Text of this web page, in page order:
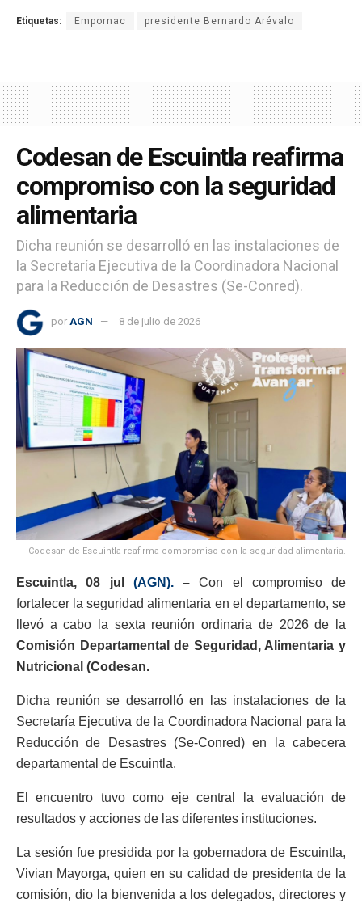
Etiquetas: Empornac presidente Bernardo Arévalo
Codesan de Escuintla reafirma
compromiso con la seguridad
alimentaria
Dicha reunión se desarrolló en las instalaciones de
la Secretaría Ejecutiva de la Coordinadora Nacional
para la Reducción de Desastres (Se-Conred).
por AGN 8 de julio de 2026
Codesan de Escuintla reafirma compromiso con la seguridad alimentaria.
Escuintla, 08 jul (AGN).– Con el compromiso de
fortalecer la seguridad alimentaria en el departamento, se
llevó a cabo la sexta reunión ordinaria de 2026 de la
Comisión Departamental de Seguridad, Alimentaria y
Nutricional (Codesan.
Dicha reunión se desarrolló en las instalaciones de la
Secretaría Ejecutiva de la Coordinadora Nacional para la
Reducción de Desastres (Se-Conred) en la cabecera
departamental de Escuintla.
El encuentro tuvo como eje central la evaluación de
resultados y acciones de las diferentes instituciones.
La sesión fue presidida por la gobernadora de Escuintla,
Vivian Mayorga, quien en su calidad de presidenta de la
comisión, dio la bienvenida a los delegados, directores y